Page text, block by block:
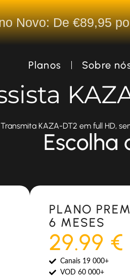
Novo: De €89,95
Planos Sobre
Transmita KAZA-DT2 em full HD,
Escolha
Most Popular
PLANO
6 MESES
29.99 €
Canais 19 000+
VOD 60 000+